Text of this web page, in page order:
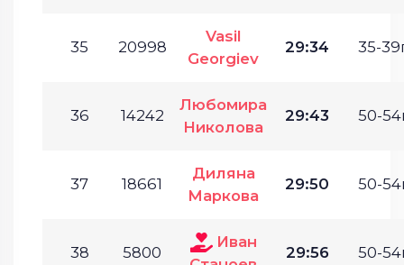
35 20998
Vasil
Georgiev
29:34 35-
36 14242
Любомира
Николова
29:43 50-
37 18661
Диляна
Маркова
29:50 50-
38 5800
Иван
29:56 50-